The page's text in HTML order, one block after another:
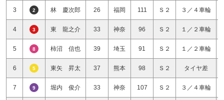
3 2 林 慶次郎 26 福岡 111 Ｓ２ ３／４車輪
4 3 東 龍之介 33 神奈 96 Ｓ２ １／２車輪
5 8 柿沼 信也 39 埼玉 91 Ｓ２ １／２車輪
6 5 東矢 昇太 37 熊本 98 Ｓ２ タイヤ差
7 9 堀内 俊介 33 神奈 107 Ｓ２ ３／４車輪